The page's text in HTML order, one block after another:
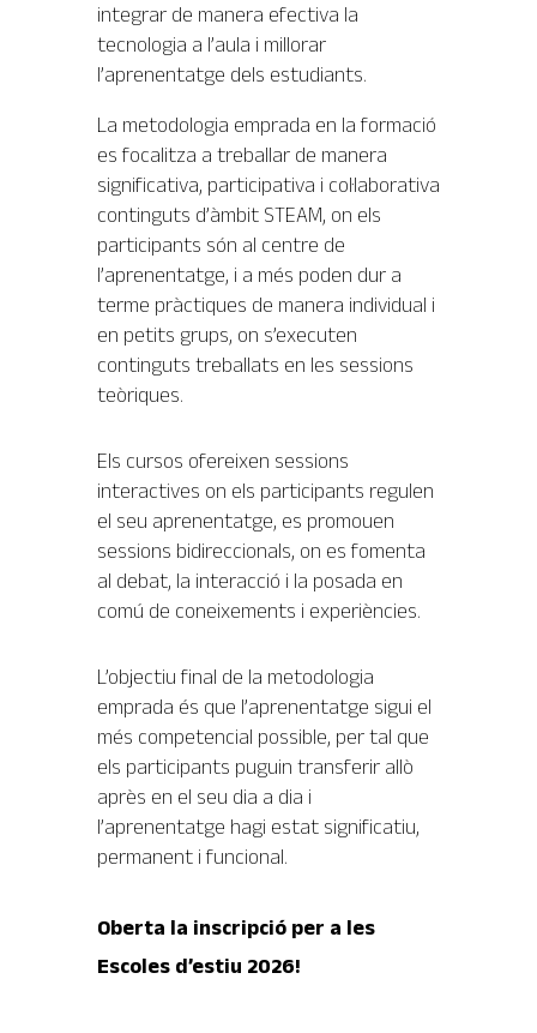
integrar de manera efectiva la
tecnologia a l’aula i millorar
l’aprenentatge dels estudiants.
La metodologia emprada en la formació
es focalitza a treballar de manera
significativa, participativa i col·laborativa
continguts d’àmbit STEAM, on els
participants són al centre de
l’aprenentatge, i a més poden dur a
terme pràctiques de manera individual i
en petits grups, on s’executen
continguts treballats en les sessions
teòriques.
Els cursos ofereixen sessions
interactives on els participants regulen
el seu aprenentatge, es promouen
sessions bidireccionals, on es fomenta
al debat, la interacció i la posada en
comú de coneixements i experiències.
L’objectiu final de la metodologia
emprada és que l’aprenentatge sigui el
més competencial possible, per tal que
els participants puguin transferir allò
après en el seu dia a dia i
l’aprenentatge hagi estat significatiu,
permanent i funcional.
Oberta la inscripció per a les
Escoles d’estiu 2026!